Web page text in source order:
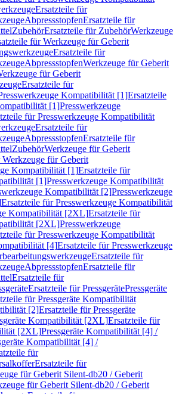
Ersatzteile für
AbpressstopfenErsatzteile für
ZubehörErsatzteile für ZubehörWerkzeuge
für Werkzeuge für Geberit
Ersatzteile für
AbpressstopfenWerkzeuge für Geberit
für Geberit
Ersatzteile für
Kompatibilität [1]Ersatzteile
[1]Presswerkzeuge
für Presswerkzeuge Kompatibilität
Ersatzteile für
AbpressstopfenErsatzteile für
ZubehörWerkzeuge für Geberit
für Geberit
Kompatibilität [1]Ersatzteile für
[1]Presswerkzeuge Kompatibilität
Kompatibilität [2]Presswerkzeuge
Ersatzteile für Presswerkzeuge Kompatibilität
Kompatibilität [2XL]Ersatzteile für
[2XL]Presswerkzeuge
für Presswerkzeuge Kompatibilität
[4]Ersatzteile für Presswerkzeuge
Ersatzteile für
AbpressstopfenErsatzteile für
Ersatzteile für
Ersatzteile für PressgerätePressgeräte
für Pressgeräte Kompatibilität
[2]Ersatzteile für Pressgeräte
Kompatibilität [2XL]Ersatzteile für
[2XL]Pressgeräte Kompatibilität [4] /
Kompatibilität [4] /
für
Ersatzteile für
für Geberit Silent-db20 / Geberit
für Geberit Silent-db20 / Geberit